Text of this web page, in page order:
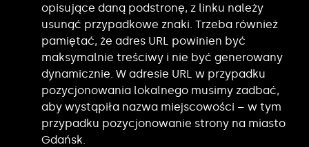
opisujące daną podstronę, z linku należy
usunąć przypadkowe znaki. Trzeba również
pamiętać, że adres URL powinien być
maksymalnie treściwy i nie być generowany
dynamicznie. W adresie URL w przypadku
pozycjonowania lokalnego musimy zadbać,
aby wystąpiła nazwa miejscowości – w tym
przypadku pozycjonowanie strony na miasto
Gdańsk.